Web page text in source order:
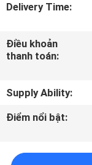
TÔI
THAM
NHÀ
MÁY
KIỂM
Delivery Time:
Điều khoản
thanh toán:
Supply Ability:
Điểm nổi bật: